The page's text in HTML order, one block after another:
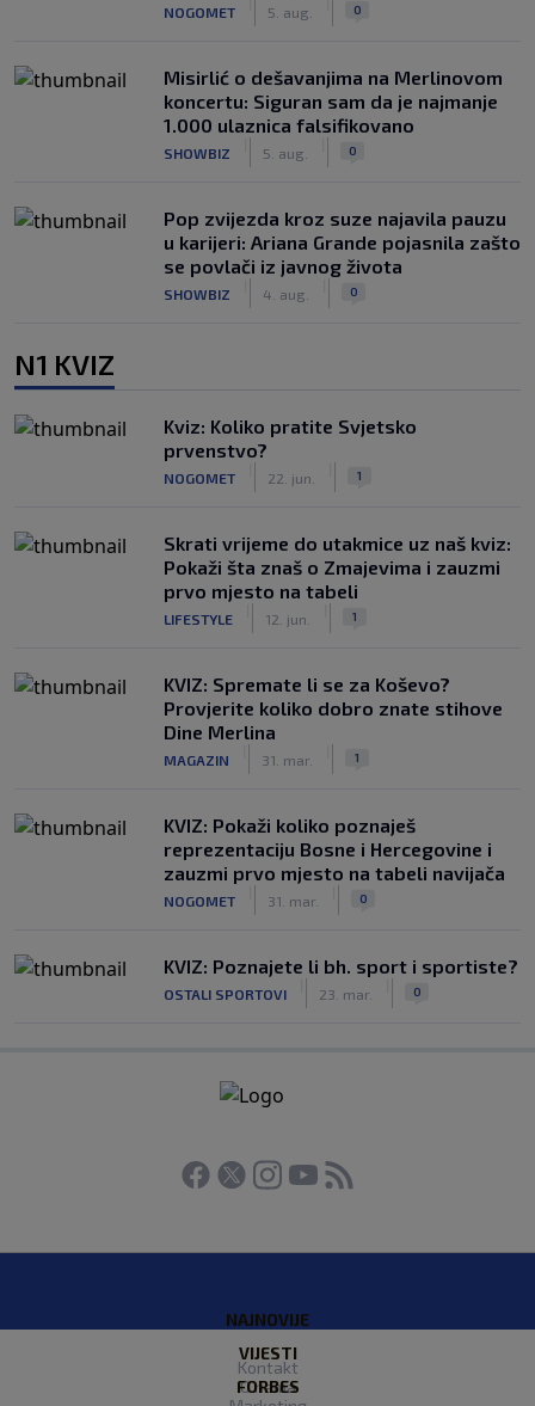
NOGOMET 5. aug. 0
Misirlić o dešavanjima na Merlinovom
koncertu: Siguran sam da je najmanje
1.000 ulaznica falsifikovano
SHOWBIZ 5. aug. 0
Pop zvijezda kroz suze najavila pauzu
u karijeri: Ariana Grande pojasnila zašto
se povlači iz javnog života
SHOWBIZ 4. aug. 0
N1 KVIZ
Kviz: Koliko pratite Svjetsko
prvenstvo?
NOGOMET 22. jun. 1
Skrati vrijeme do utakmice uz naš kviz:
Pokaži šta znaš o Zmajevima i zauzmi
prvo mjesto na tabeli
LIFESTYLE 12. jun. 1
KVIZ: Spremate li se za Koševo?
Provjerite koliko dobro znate stihove
Dine Merlina
MAGAZIN 31. mar. 1
KVIZ: Pokaži koliko poznaješ
reprezentaciju Bosne i Hercegovine i
zauzmi prvo mjesto na tabeli navijača
NOGOMET 31. mar. 0
KVIZ: Poznajete li bh. sport i sportiste?
OSTALI SPORTOVI 23. mar. 0
NAJNOVIJE
VIJESTI
FORBES
Kontakt
O nama